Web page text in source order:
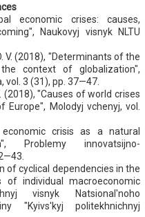
economic crises: causes,
Naukovyj visnyk NLTU
V. (2018), "Determinants of the
context of globalization",
vol. 3 (31), pp. 37—47.
(2018), "Causes of world crises
Molodyj vchenyj, vol.
crisis as a natural
Problemy innovatsijno-
of cyclical dependencies in the
individual macroeconomic
visnyk Natsional'noho
"Kyivs'kyj politekhnichnyj